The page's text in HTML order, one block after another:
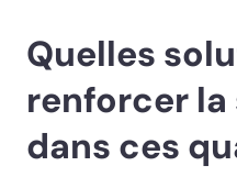
Quelles
renforcer
dans ces